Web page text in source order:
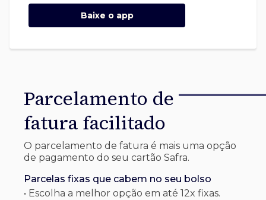
Baixe o app
Parcelamento de
fatura facilitado
O parcelamento de fatura é mais uma opção
de pagamento do seu cartão Safra.
Parcelas fixas que cabem no seu bolso
• Escolha a melhor opção em até 12x fixas.